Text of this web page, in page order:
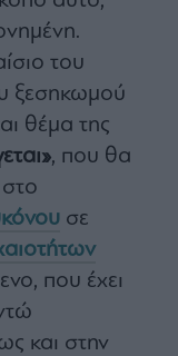
του
ξεσηκωμού
θέμα της
, που θα
στο
σε
που έχει
και στην